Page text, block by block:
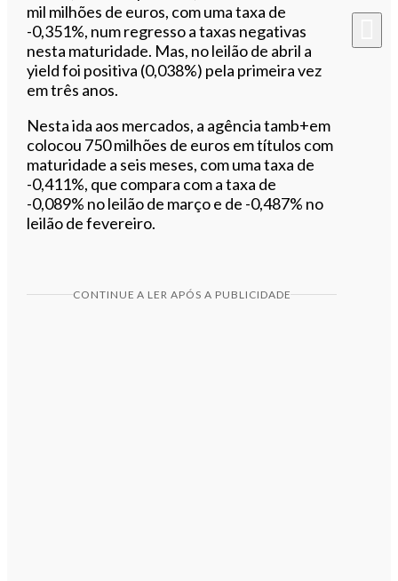
mil milhões de euros, com uma taxa de
-0,351%, num regresso a taxas negativas
nesta maturidade. Mas, no leilão de abril a
yield foi positiva (0,038%) pela primeira vez
em três anos.
Nesta ida aos mercados, a agência tamb+em
colocou 750 milhões de euros em títulos com
maturidade a seis meses, com uma taxa de
-0,411%, que compara com a taxa de
-0,089% no leilão de março e de -0,487% no
leilão de fevereiro.
CONTINUE A LER APÓS A PUBLICIDADE